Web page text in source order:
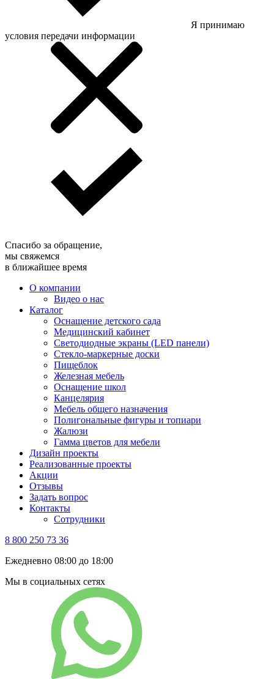
Я принимаю
условия передачи информации
Спасибо за обращение,
мы свяжемся
в ближайшее время
О компании
Видео о нас
Каталог
Оснащение детского сада
Медицинский кабинет
Светодиодные экраны (LED панели)
Стекло-маркерные доски
Пищеблок
Железная мебель
Оснащение школ
Канцелярия
Мебель общего назначения
Полигональные фигуры и топиари
Жалюзи
Гамма цветов для мебели
Дизайн проекты
Реализованные проекты
Акции
Отзывы
Задать вопрос
Контакты
Сотрудники
8 800 250 73 36
Ежедневно 08:00 до 18:00
Мы в социальных сетях